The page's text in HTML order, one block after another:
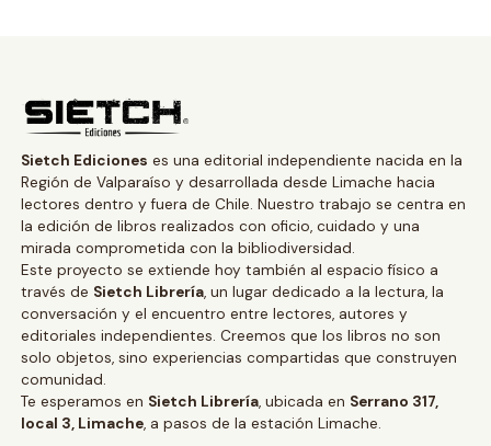
Sietch Ediciones es una editorial independiente nacida en la
Región de Valparaíso y desarrollada desde Limache hacia
lectores dentro y fuera de Chile. Nuestro trabajo se centra en
la edición de libros realizados con oficio, cuidado y una
mirada comprometida con la bibliodiversidad.
Este proyecto se extiende hoy también al espacio físico a
través de Sietch Librería, un lugar dedicado a la lectura, la
conversación y el encuentro entre lectores, autores y
editoriales independientes. Creemos que los libros no son
solo objetos, sino experiencias compartidas que construyen
comunidad.
Te esperamos en Sietch Librería, ubicada en Serrano 317,
local 3, Limache, a pasos de la estación Limache.